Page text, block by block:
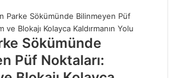
Sökümünde
Püf Noktaları: